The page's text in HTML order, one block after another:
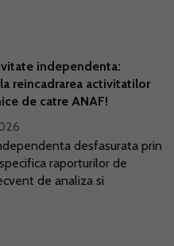
independenta:
reincadrarea activitatilor
de catre ANAF!
desfasurata prin
raporturilor de
de analiza si